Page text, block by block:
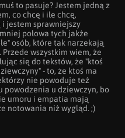
to pasuje? Jestem jedną z
co chcę i ile chcę,
jestem sprawniejszy
połowa tych jakże
osób, które tak narzekają
wszystkim wiem, że
się do tekstów, że "ktoś
- to, że ktoś ma
nie powoduje też
powodzenia u dziewczyn, bo
umoru i empatia mają
notowania niż wygląd. ;)